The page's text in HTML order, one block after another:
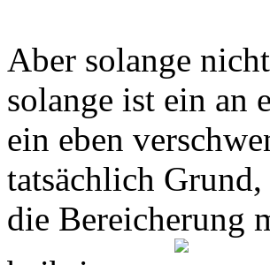
Aber solange
solange ist ein an
ein eben
tatsächlich
die Bereicherung